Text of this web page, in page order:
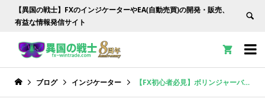
【異国の戦士】FXのインジケーターやEA(自動売買)の開発・販売、
有益な情報発信サイト


ブログ インジケーター 【FX初心者必見】ボリンジャーバンドの正しい使い方!スクイーズ ・エクスパンション・バンドウォークを解説！